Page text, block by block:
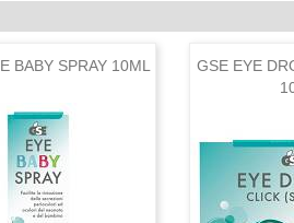
BABY SPRAY 10ML
GSE EYE